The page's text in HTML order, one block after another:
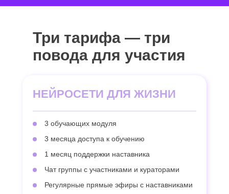
Три тарифа — три
повода для участия
НЕЙРОСЕТИ ДЛЯ ЖИЗНИ
3 обучающих модуля
3 месяца доступа к обучению
1 месяц поддержки наставника
Чат группы с участниками и кураторами
Регулярные прямые эфиры с наставниками